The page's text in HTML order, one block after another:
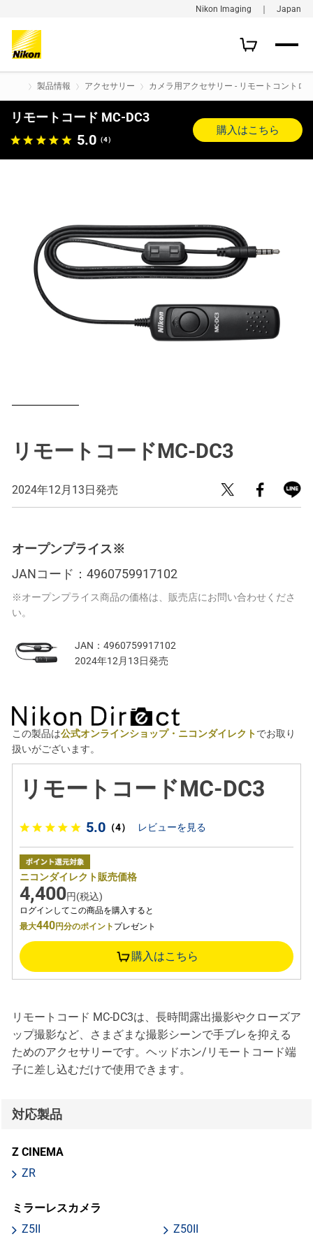
Nikon Imaging ｜ Japan
製品情報 アクセサリー カメラ用アクセサリー - リモートコントロ
リモートコード MC-DC3
5.0 （4）
購入はこちら
リモートコードMC-DC3
2024年12月13日発売
オープンプライス※
JANコード： 4960759917102
※オープンプライス商品の価格は、販売店にお問い合わせくださ
い。
JAN： 4960759917102
2024年12月13日発売
この製品は公式オンラインショップ・ニコンダイレクトでお取り
扱いがございます。
リモートコードMC-DC3
5.0（4） レビューを見る
ニコンダイレクト販売価格
4,400円(税込)
ログインしてこの商品を購入すると
最大440円分のポイント プレゼント
購入はこちら
リモートコード MC-DC3は、長時間露出撮影やクローズア
ップ撮影など、さまざまな撮影シーンで手ブレを抑える
ためのアクセサリーです。ヘッドホン/リモートコード端
子に差し込むだけで使用できます。
対応製品
Z CINEMA
ZR
ミラーレスカメラ
Z5II
Z50II